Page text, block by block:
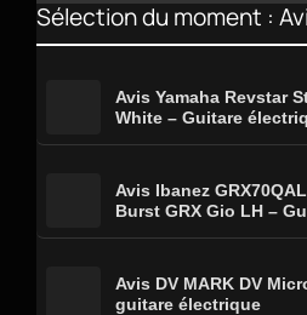
Sélection du moment :
Avis Yamaha Revstar
White – Guitare
Avis Ibanez
Burst GRX Gio LH –
Avis DV MARK DV
guitare électrique